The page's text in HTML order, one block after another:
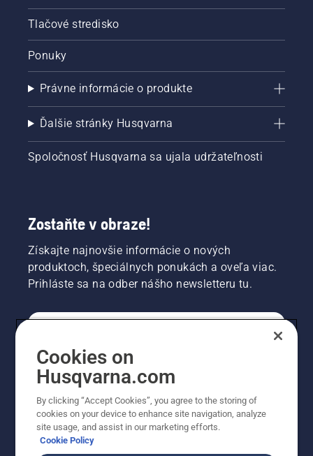
Tlačové stredisko
Ponuky
Právne informácie o produkte
Ďalšie stránky Husqvarna
Spoločnosť Husqvarna sa ujala udržateľnosti
Zostaňte v obraze!
Získajte najnovšie informácie o nových
produktoch, špeciálnych ponukách a oveľa viac.
Prihláste sa na odber nášho newsletteru tu.
PROFESIONÁLNE
Cookies on
Husqvarna.com
By clicking “Accept Cookies”, you agree to the storing of
cookies on your device to enhance site navigation, analyze
site usage, and assist in our marketing efforts.
Cookie Policy